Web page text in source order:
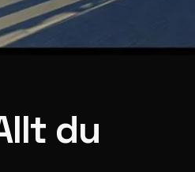
du